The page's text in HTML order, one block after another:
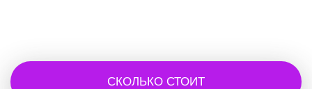
СКОЛЬКО СТОИТ